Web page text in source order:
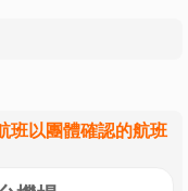
班以團體確認的航班